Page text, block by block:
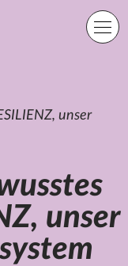
unser
unser